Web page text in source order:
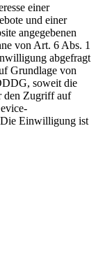
einer
und einer
angegebenen
von Art. 6 Abs. 1
abgefragt
Grundlage von
soweit die
den Zugriff auf
Einwilligung ist